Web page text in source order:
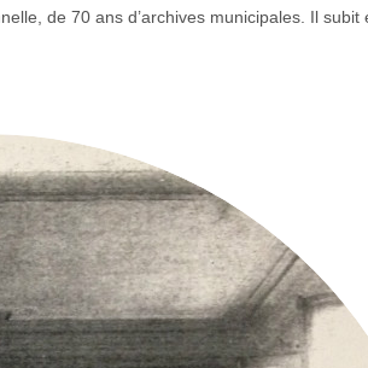
de 70 ans d’archives municipales. Il subit